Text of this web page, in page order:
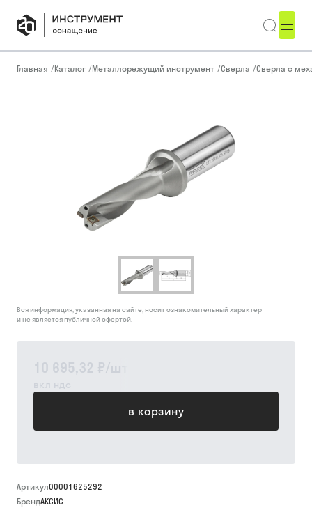
Главная /Каталог /Металлорежущий инструмент /Сверла /Сверла с
10 695,32 ₽/шт
вкл ндс
в корзину
Вся информация, указанная на сайте, носит ознакомительный характер
и не является публичной офертой.
Артикул00001625292
БрендАКСИС